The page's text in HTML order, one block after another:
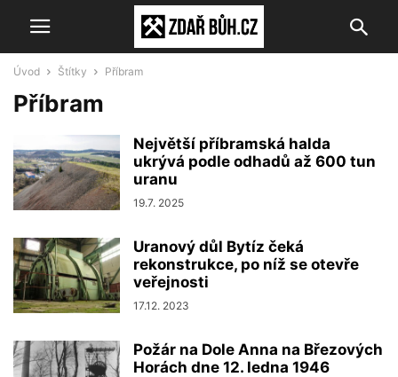
Úvod Štítky Příbram
Příbram
Největší příbramská halda
ukrývá podle odhadů až 600 tun
uranu
19.7. 2025
Uranový důl Bytíz čeká
rekonstrukce, po níž se otevře
veřejnosti
17.12. 2023
Požár na Dole Anna na Březových
Horách dne 12. ledna 1946